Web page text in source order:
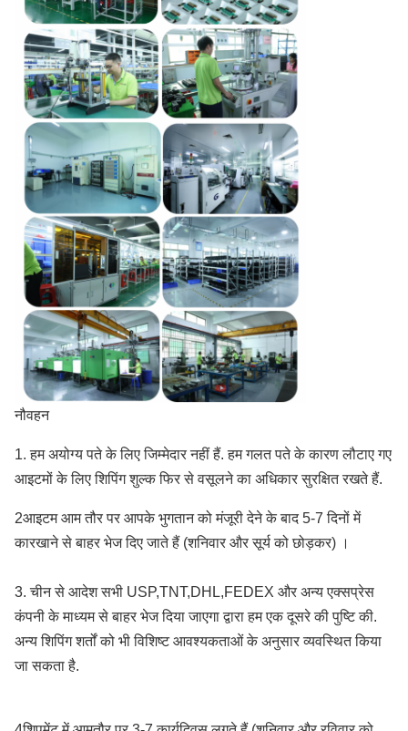
नौवहन
1. हम अयोग्य पते के लिए जिम्मेदार नहीं हैं. हम गलत पते के कारण लौटाए गए
आइटमों के लिए शिपिंग शुल्क फिर से वसूलने का अधिकार सुरक्षित रखते हैं.
2आइटम आम तौर पर आपके भुगतान को मंजूरी देने के बाद 5-7 दिनों में
कारखाने से बाहर भेज दिए जाते हैं (शनिवार और सूर्य को छोड़कर) ।
3. चीन से आदेश सभी USP,TNT,DHL,FEDEX और अन्य एक्सप्रेस
कंपनी के माध्यम से बाहर भेज दिया जाएगा द्वारा हम एक दूसरे की पुष्टि की.
अन्य शिपिंग शर्तों को भी विशिष्ट आवश्यकताओं के अनुसार व्यवस्थित किया
जा सकता है.